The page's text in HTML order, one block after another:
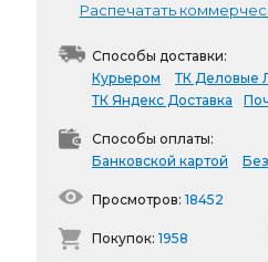
Распечатать
Способы доставки:
Курьером
ТК Деловые
ТК Яндекс Доставка
Способы оплаты:
Банковской картой
Просмотров: 18452
Покупок: 1958